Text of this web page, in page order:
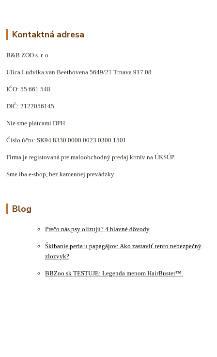
Kontaktná adresa
B&B ZOO s. r. o.
Ulica Ludvika van Beethovena 5649/21 Trnava 917 08
IČO: 55 661 548
DIČ: 2122056145
Nie sme platcami DPH
Číslo účtu: SK94 8330 0000 0023 0300 1501
Firma je registovaná pre maloobchodný predaj krmív na ÚKSÚP.
Sme iba e-shop, bez kamennej prevádzky
Blog
Prečo nás psy olizujú? 4 hlavné dôvody
Šklbanie peria u papagájov: Ako zastaviť tento nebezpečný
zlozvyk?
BBZoo.sk TESTUJE: Legenda menom HairBuster™.